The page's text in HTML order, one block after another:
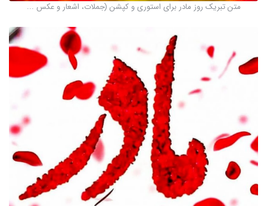
متن تبریک روز مادر برای استوری و کپشن (جملات، اشعار و عکس ...